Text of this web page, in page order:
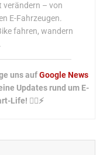
verändern – von
E-Fahrzeugen.
fahren, wandern
uns aufGoogle News
Updates rund um E-
Life! 🚴‍♂️⚡